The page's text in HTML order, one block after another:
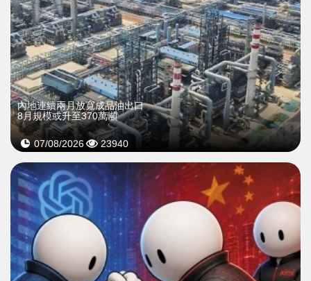
內地連續兩月放寬成品油出口
8月規模或升至370萬噸
07/08/2026 23940